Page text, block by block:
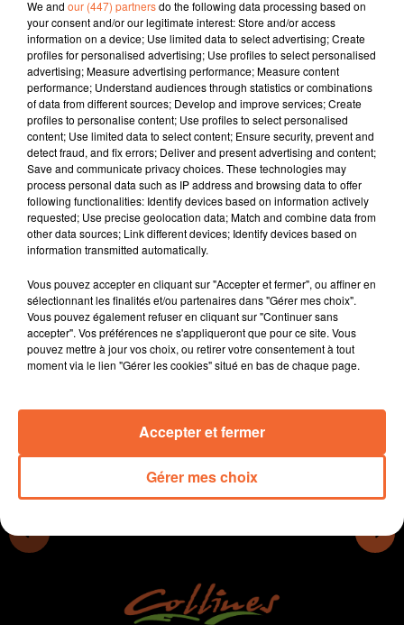
23 août 2021 - 13 min 28 sec
JOURNAL DU LUNDI 23 AOUT ( MIDI )
Patrice Bémanangy
L'info près de chez vous.
350 offres d'emploi sont à pourvoir à Pôle Emploi
Bressuire.
Bernard Paineau maire de Thouars et président de la
communauté de communes confirme les engagements
de sa campagne.
En Nouvelle Aquitaine, l'aplication Terra Aventura a
connu cet été une très forte hausse de ses utisateurs.
Le Tour Poitou-Charentes cycliste débute demain avec
une première arrivée à Parthenay.
We and our (447) partnersdo the following data processing based on
your consent and/or our legitimate interest: Store and/or access
information on a device; Use limited data to select advertising; Create
profiles for personalised advertising; Use profiles to select personalised
advertising; Measure advertising performance; Measure content
performance; Understand audiences through statistics or combinations
of data from different sources; Develop and improve services; Create
profiles to personalise content; Use profiles to select personalised
content; Use limited data to select content; Ensure security, prevent and
detect fraud, and fix errors; Deliver and present advertising and content;
Save and communicate privacy choices. These technologies may
process personal data such as IP address and browsing data to offer
following functionalities: Identify devices based on information actively
requested; Use precise geolocation data; Match and combine data from
other data sources; Link different devices; Identify devices based on
information transmitted automatically.
Vous pouvez accepter en cliquant sur "Accepter et fermer", ou affiner en
sélectionnant les finalités et/ou partenaires dans "Gérer mes choix".
Vous pouvez également refuser en cliquant sur "Continuer sans
accepter". Vos préférences ne s'appliqueront que pour ce site. Vous
pouvez mettre à jour vos choix, ou retirer votre consentement à tout
moment via le lien "Gérer les cookies" situé en bas de chaque page.
Gérer mes choix
Accepter et fermer